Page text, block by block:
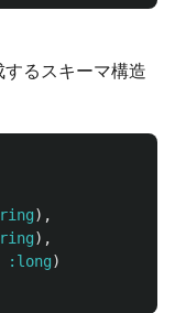
るスキーマ構造
),
),
:long)